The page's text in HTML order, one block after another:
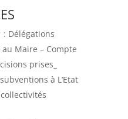
: Délégations
Maire – Compte
prises_
à L’Etat